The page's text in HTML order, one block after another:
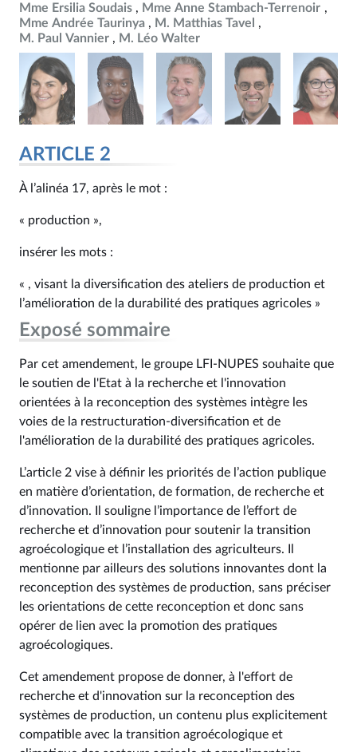
Mme Ersilia Soudais
Mme Anne Stambach-Terrenoir
Mme Andrée Taurinya
M. Matthias Tavel
M. Paul Vannier
M. Léo Walter
ARTICLE 2
À l’alinéa 17, après le mot :
« production »,
insérer les mots :
« , visant la diversification des ateliers de production et
l’amélioration de la durabilité des pratiques agricoles »
Exposé sommaire
Par cet amendement, le groupe LFI-NUPES souhaite que
le soutien de l'Etat à la recherche et l'innovation
orientées à la reconception des systèmes intègre les
voies de la restructuration-diversification et de
l'amélioration de la durabilité des pratiques agricoles.
L’article 2 vise à définir les priorités de l’action publique
en matière d’orientation, de formation, de recherche et
d’innovation. Il souligne l’importance de l’effort de
recherche et d’innovation pour soutenir la transition
agroécologique et l’installation des agriculteurs. Il
mentionne par ailleurs des solutions innovantes dont la
reconception des systèmes de production, sans préciser
les orientations de cette reconception et donc sans
opérer de lien avec la promotion des pratiques
agroécologiques.
Cet amendement propose de donner, à l'effort de
recherche et d'innovation sur la reconception des
systèmes de production, un contenu plus explicitement
compatible avec la transition agroécologique et